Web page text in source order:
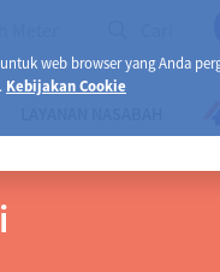
web browser yang Anda
Kebijakan Cookie